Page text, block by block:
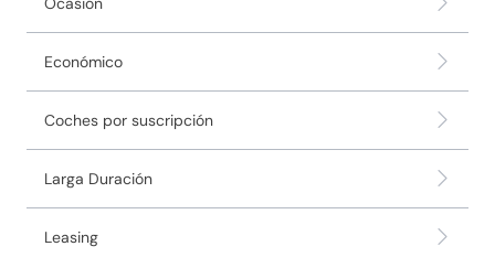
Económico
Coches por suscripción
Larga Duración
Leasing